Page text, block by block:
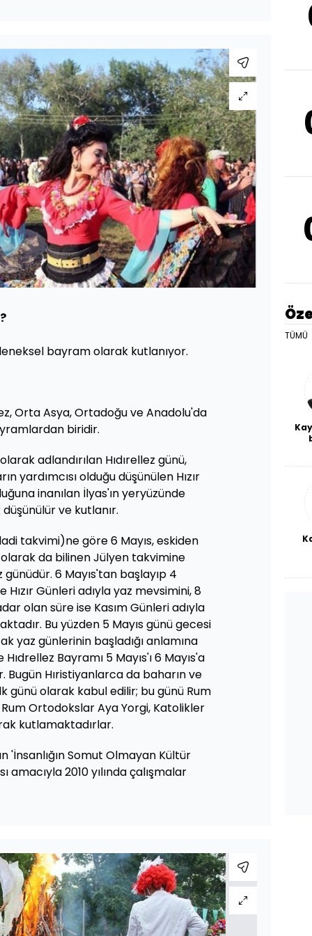
bayram olarak kutlanıyor.
Orta Asya, Ortadoğu ve Anadolu'da
biridir.
olarak adlandırılan Hıdırellez günü,
yardımcısı olduğu düşünülen Hızır
inanılan İlyas'ın yeryüzünde
ve kutlanır.
takvimi)ne göre 6 Mayıs, eskiden
da bilinen Jülyen takvimine
günüdür. 6 Mayıs'tan başlayıp 4
Hızır Günleri adıyla yaz mevsimini, 8
olan süre ise Kasım Günleri adıyla
Bu yüzden 5 Mayıs günü gecesi
yaz günlerinin başladığı anlamına
Bayramı 5 Mayıs'ı 6 Mayıs'a
Bugün Hıristiyanlarca da baharın ve
günü olarak kabul edilir; bu günü Rum
Ortodokslar Aya Yorgi, Katolikler
kutlamaktadırlar.
'İnsanlığın Somut Olmayan Kültür
amacıyla 2010 yılında çalışmalar
TÜMÜ